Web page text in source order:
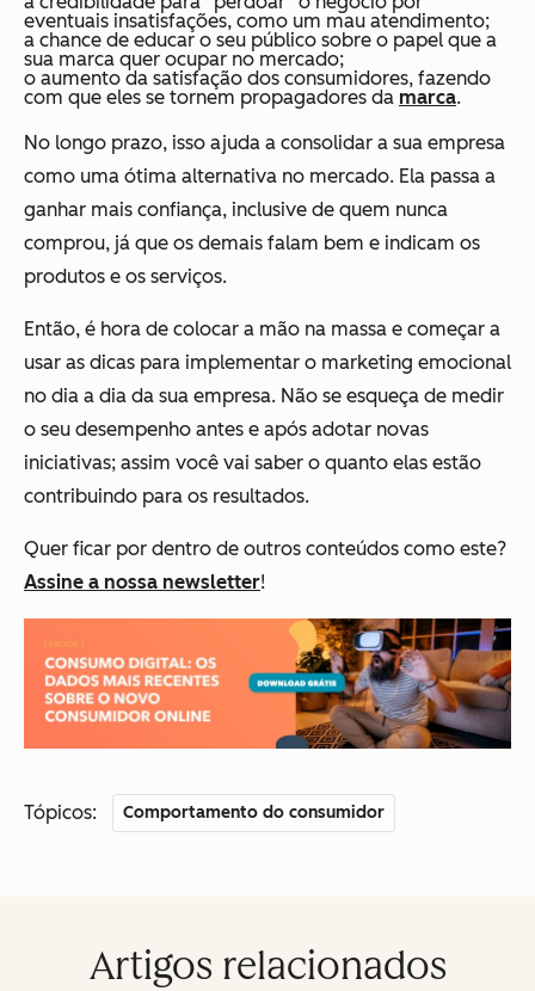
eventuais insatisfações, como um mau atendimento;
a chance de educar o seu público sobre o papel que a
sua marca quer ocupar no mercado;
o aumento da satisfação dos consumidores, fazendo
com que eles se tornem propagadores da marca.
No longo prazo, isso ajuda a consolidar a sua empresa
como uma ótima alternativa no mercado. Ela passa a
ganhar mais confiança, inclusive de quem nunca
comprou, já que os demais falam bem e indicam os
produtos e os serviços.
Então, é hora de colocar a mão na massa e começar a
usar as dicas para implementar o marketing emocional
no dia a dia da sua empresa. Não se esqueça de medir
o seu desempenho antes e após adotar novas
iniciativas; assim você vai saber o quanto elas estão
contribuindo para os resultados.
Quer ficar por dentro de outros conteúdos como este?
Assine a nossa newsletter!
Tópicos: Comportamento do consumidor
Artigos relacionados